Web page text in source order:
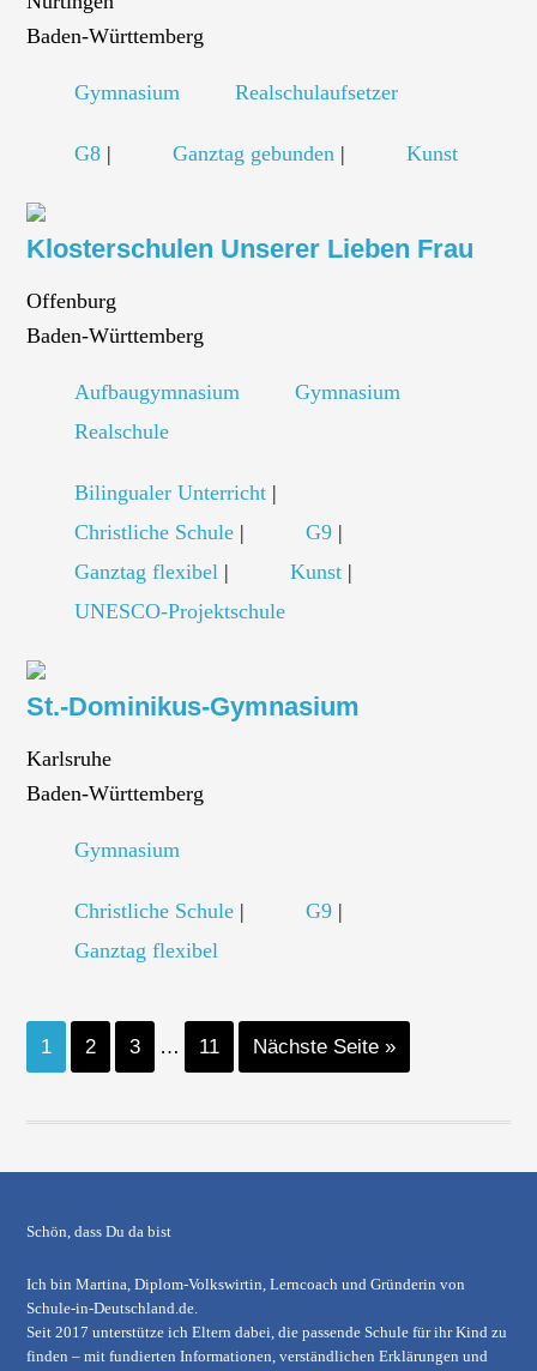
Baden-Württemberg
Gymnasium Realschulaufsetzer
G8 | Ganztag gebunden | Kunst
Klosterschulen Unserer Lieben Frau
Offenburg
Baden-Württemberg
Aufbaugymnasium
Gymnasium
Realschule
Bilingualer Unterricht |
Christliche Schule | G9 |
Ganztag flexibel | Kunst |
UNESCO-Projektschule
St.-Dominikus-Gymnasium
Karlsruhe
Baden-Württemberg
Gymnasium
Christliche Schule | G9 |
Ganztag flexibel
1 2 3 … 11 Nächste Seite »
Schön, dass Du da bist
Ich bin Martina, Diplom-Volkswirtin, Lerncoach und Gründerin von
Schule-in-Deutschland.de.
Seit 2017 unterstütze ich Eltern dabei, die passende Schule für ihr Kind zu
finden – mit fundierten Informationen, verständlichen Erklärungen und